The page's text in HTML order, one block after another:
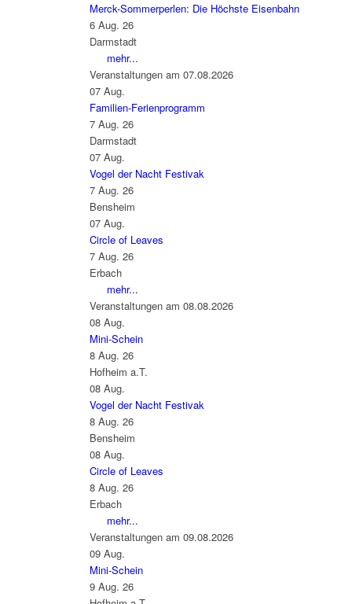
Merck-Sommerperlen: Die Höchste Eisenbahn
6 Aug. 26
Darmstadt
mehr...
Veranstaltungen am 07.08.2026
07 Aug.
Familien-Ferienprogramm
7 Aug. 26
Darmstadt
07 Aug.
Vogel der Nacht Festivak
7 Aug. 26
Bensheim
07 Aug.
Circle of Leaves
7 Aug. 26
Erbach
mehr...
Veranstaltungen am 08.08.2026
08 Aug.
Mini-Schein
8 Aug. 26
Hofheim a.T.
08 Aug.
Vogel der Nacht Festivak
8 Aug. 26
Bensheim
08 Aug.
Circle of Leaves
8 Aug. 26
Erbach
mehr...
Veranstaltungen am 09.08.2026
09 Aug.
Mini-Schein
9 Aug. 26